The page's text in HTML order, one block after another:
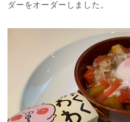
ダーをオーダーしました。